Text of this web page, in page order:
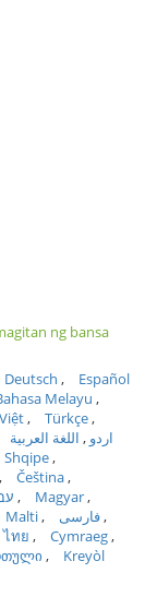
ng bansa
Deutsch
Español
Melayu
Türkçe
اردو
اللغة العربية
Shqipe
Čeština
Magyar
Malti
فارسی
ไทย
Cymraeg
Kreyòl